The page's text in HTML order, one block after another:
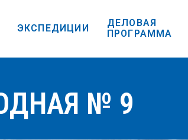
ЭКСПЕДИЦИИ
ДЕЛОВАЯ
ПРОГРАММА
№ 9